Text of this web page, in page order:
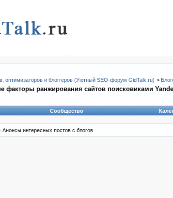
оптимизаторов и блоггеров (Уютный SEO-форум GidTalk.ru) >
факторы ранжирования сайтов поисковиками
Сообщество
Анонсы интересных постов с блогов